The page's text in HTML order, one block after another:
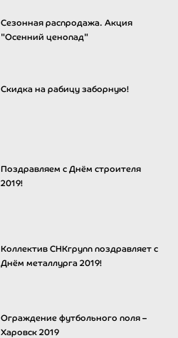
Сезонная распродажа. Акция
"Осенний ценопад"
Скидка на рабицу заборную!
Поздравляем с Днём строителя
2019!
Коллектив СНКгрупп поздравляет с
Днём металлурга 2019!
Ограждение футбольного поля –
Харовск 2019